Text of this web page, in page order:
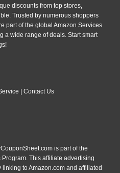
discounts from top stores,
Trusted by numerous shoppers
part of the global Amazon Services
a wide range of deals. Start smart
|Contact Us
is part of the
This affiliate advertising
to Amazon.com and affiliated